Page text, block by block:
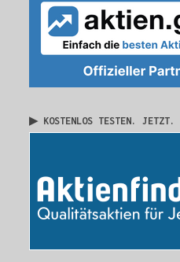
▶ KOSTENLOS TESTEN. JETZT.